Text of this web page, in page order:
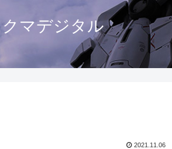
クマデジタル
2021.11.06